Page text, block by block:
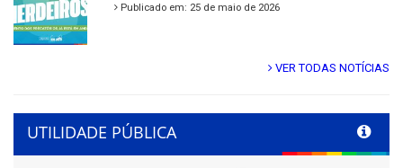
Publicado em: 25 de maio de 2026
VER TODAS NOTÍCIAS
UTILIDADE PÚBLICA